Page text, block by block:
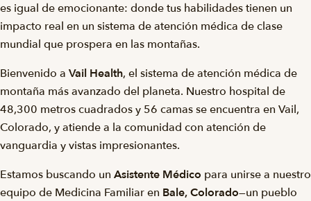
es igual de emocionante: donde tus habilidades tienen un
impacto real en un sistema de atención médica de clase
mundial que prospera en las montañas.
Bienvenido a Vail Health, el sistema de atención médica de
montaña más avanzado del planeta. Nuestro hospital de
48,300 metros cuadrados y 56 camas se encuentra en Vail,
Colorado, y atiende a la comunidad con atención de
vanguardia y vistas impresionantes.
Estamos buscando un Asistente Médico para unirse a nuestro
equipo de Medicina Familiar en Bale, Colorado—un pueblo